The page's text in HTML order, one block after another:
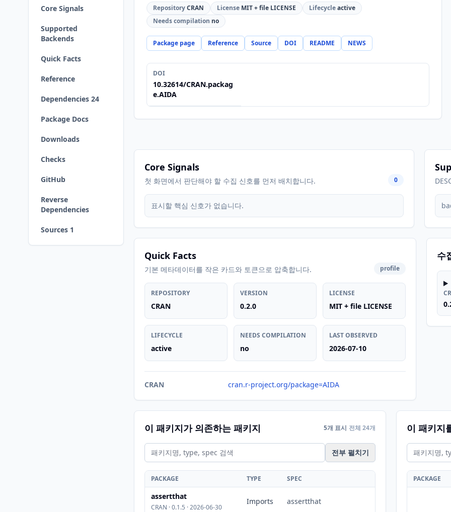
Core Signals
Supported
Backends
Quick Facts
Reference
Dependencies 24
Package Docs
Downloads
Checks
GitHub
Reverse
Dependencies
Sources 1
RepositoryCRAN License MIT + file LICENSE Lifecycleactive
Needs compilation no
Package page Reference Source DOI README NEWS
DOI
10.32614/CRAN.packag
e.AIDA
Core Signals
첫 화면에서 판단해야 할 수집 신호를 먼저 배치합니다. 0
표시할 핵심 신호가 없습니다.
Quick Facts
기본 메타데이터를 작은 카드와 토큰으로 압축합니다. profile
REPOSITORY
CRAN
VERSION
0.2.0
LICENSE
MIT + file LICENSE
LIFECYCLE
active
NEEDS COMPILATION
no
LAST OBSERVED
2026-07-10
CRAN cran.r-project.org/package=AIDA
수
이 패키지가 의존하는 패키지 5개 표시 전체 24개
전부 펼치기
PACKAGE TYPE SPEC
assertthat
CRAN · 0.1.5 · 2026-06-30
Imports assertthat
이 패키지
PACKAGE